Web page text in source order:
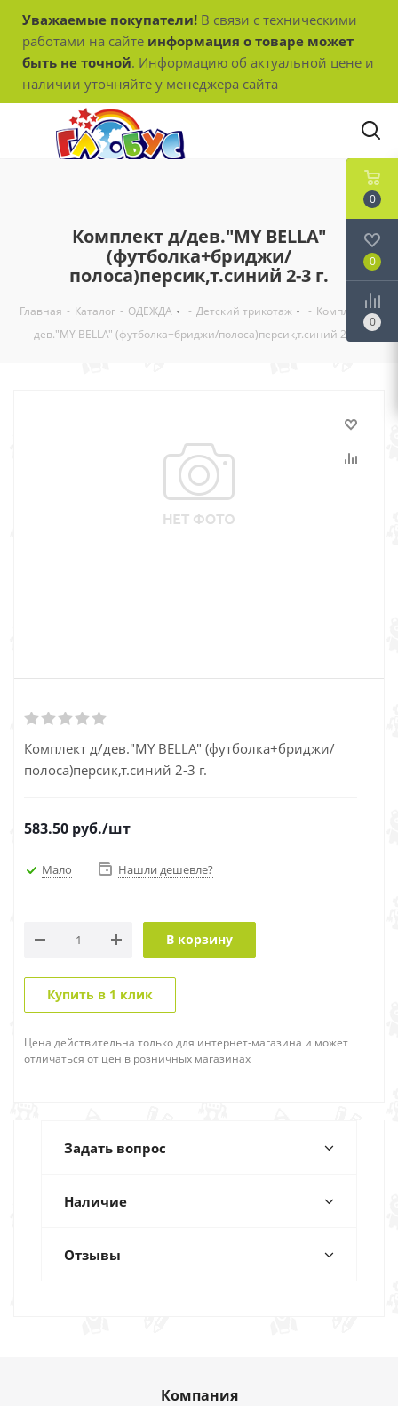
Уважаемые покупатели! В связи с техническими
работами на сайте информация о товаре может
быть не точной. Информацию об актуальной цене и
наличии уточняйте у менеджера сайта
Комплект д/дев."MY BELLA"
(футболка+бриджи/
полоса)персик,т.синий 2-3 г.
Главная - Каталог - ОДЕЖДА - Детский трикотаж - Комплект д/
дев."MY BELLA" (футболка+бриджи/полоса)персик,т.синий 2-3 г.
Комплект д/дев."MY BELLA" (футболка+бриджи/
полоса)персик,т.синий 2-3 г.
583.50 руб./шт
Мало Нашли дешевле?
В корзину
Купить в 1 клик
Цена действительна только для интернет-магазина и может
отличаться от цен в розничных магазинах
Задать вопрос
Наличие
Отзывы
Компания
0
0
0